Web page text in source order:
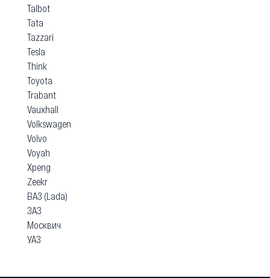
Talbot
Tata
Tazzari
Tesla
Think
Toyota
Trabant
Vauxhall
Volkswagen
Volvo
Voyah
Xpeng
Zeekr
ВАЗ (Lada)
ЗАЗ
Москвич
УАЗ